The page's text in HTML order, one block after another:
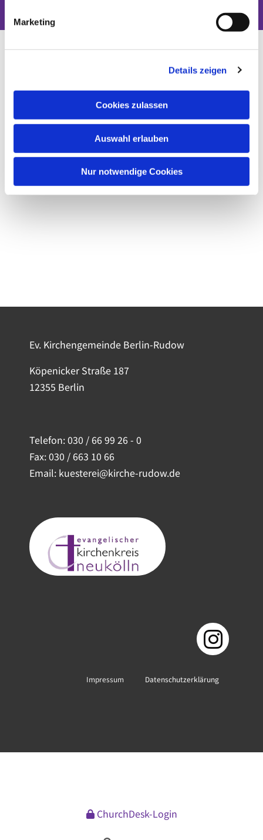
Marketing
Details zeigen
Cookies zulassen
Auswahl erlauben
Nur notwendige Cookies
Ev. Kirchengemeinde Berlin-Rudow
Köpenicker Straße 187
12355 Berlin
Telefon:030 / 66 99 26 - 0
Fax: 030 / 663 10 66
Email: kuesterei@kirche-rudow.de
Impressum Datenschutzerklärung
ChurchDesk-Login